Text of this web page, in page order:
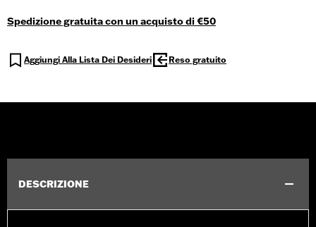
Spedizione gratuita con un acquisto di €50
Aggiungi Alla Lista Dei Desideri Reso gratuito
DESCRIZIONE